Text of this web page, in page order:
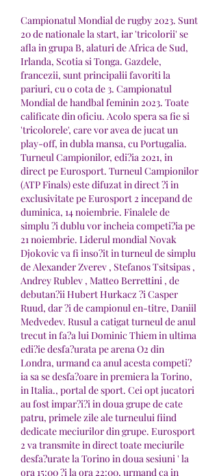
Campionatul Mondial de rugby 2023. Sunt
20 de nationale la start, iar 'tricolorii' se
afla in grupa B, alaturi de Africa de Sud,
Irlanda, Scotia si Tonga. Gazdele,
francezii, sunt principalii favoriti la
pariuri, cu o cota de 3. Campionatul
Mondial de handbal feminin 2023. Toate
calificate din oficiu. Acolo spera sa fie si
'tricolorele', care vor avea de jucat un
play-off, in dubla mansa, cu Portugalia.
Turneul Campionilor, edi?ia 2021, in
direct pe Eurosport. Turneul Campionilor
(ATP Finals) este difuzat in direct ?i in
exclusivitate pe Eurosport 2 incepand de
duminica, 14 noiembrie. Finalele de
simplu ?i dublu vor incheia competi?ia pe
21 noiembrie. Liderul mondial Novak
Djokovic va fi inso?it in turneul de simplu
de Alexander Zverev , Stefanos Tsitsipas ,
Andrey Rublev , Matteo Berrettini , de
debutan?ii Hubert Hurkacz ?i Casper
Ruud, dar ?i de campionul en-titre, Daniil
Medvedev. Rusul a catigat turneul de anul
trecut in fa?a lui Dominic Thiem in ultima
edi?ie desfa?urata pe arena O2 din
Londra, urmand ca anul acesta competi?
ia sa se desfa?oare in premiera la Torino,
in Italia., portal de sport. Cei opt jucatori
au fost impar?i?i in doua grupe de cate
patru, primele zile ale turneului fiind
dedicate meciurilor din grupe. Eurosport
2 va transmite in direct toate meciurile
desfa?urate la Torino in doua sesiuni ' la
ora 15:00 ?i la ora 22:00, urmand ca in